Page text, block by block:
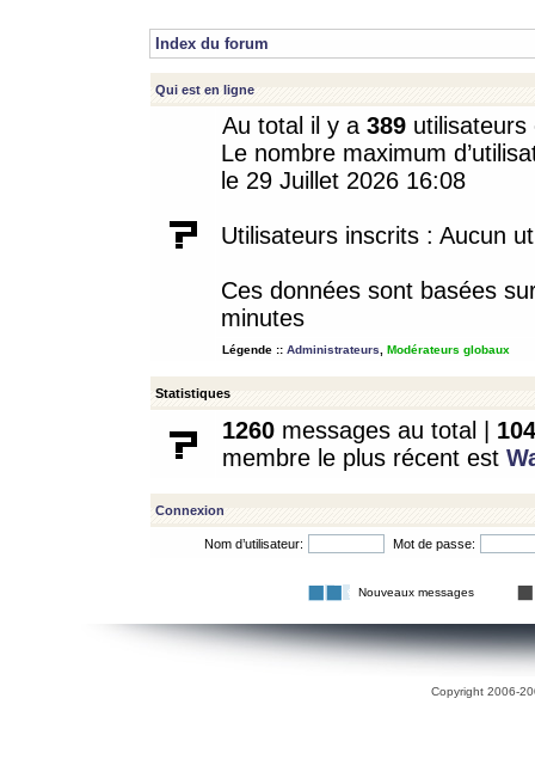
Index du forum
Qui est en ligne
Au total il y a 389
Le nombre maximum
le 29 Juillet 2026 16:08
Utilisateurs inscrits : Aucun
Ces données sont basées
minutes
Légende :: Administrateurs Modérateurs globaux
Statistiques
1260 messages au total | 104
membre le plus récent est
Connexion
Nom d’utilisateur: Mot de passe:
Nouveaux messages
Copyright 2006-